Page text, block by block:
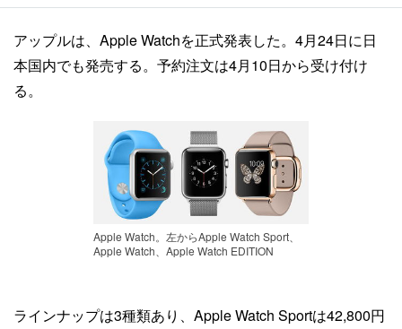
アップルは、Apple Watchを正式発表した。4月24日に日
本国内でも発売する。予約注文は4月10日から受け付け
る。
Apple Watch。左からApple Watch Sport、
Apple Watch、Apple Watch EDITION
ラインナップは3種類あり、Apple Watch Sportは42,800円